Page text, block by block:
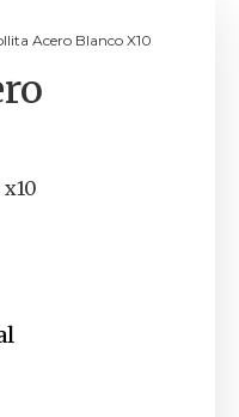
Acero Blanco X10